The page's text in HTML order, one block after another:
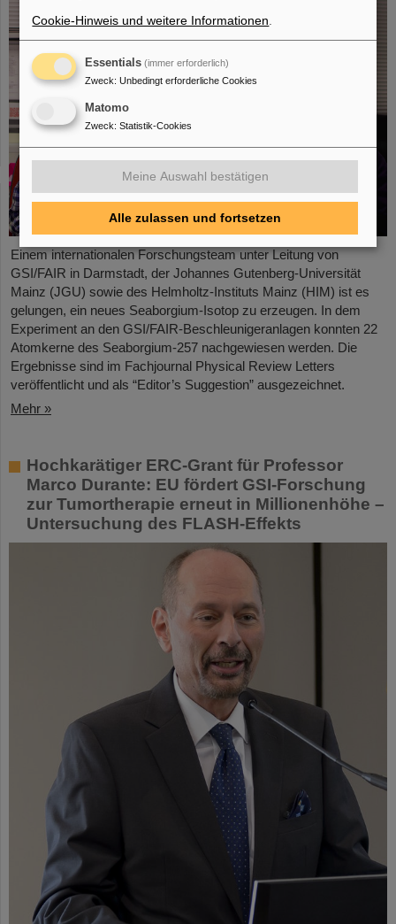
Einem internationalen Forschungsteam unter Leitung von
GSI/FAIR in Darmstadt, der Johannes Gutenberg-Universität
Mainz (JGU) sowie des Helmholtz-Instituts Mainz (HIM) ist es
gelungen, ein neues Seaborgium-Isotop zu erzeugen. In dem
Experiment an den GSI/FAIR-Beschleunigeranlagen konnten 22
Atomkerne des Seaborgium-257 nachgewiesen werden. Die
Ergebnisse sind im Fachjournal Physical Review Letters
veröffentlicht und als “Editor’s Suggestion” ausgezeichnet.
Mehr »
Hochkarätiger ERC-Grant für Professor
Marco Durante: EU fördert GSI-Forschung
zur Tumortherapie erneut in Millionenhöhe –
Untersuchung des FLASH-Effekts
Cookie-Hinweis und weitere Informationen
Essentials (immer erforderlich)
Zweck: Unbedingt erforderliche Cookies
Matomo
Zweck: Statistik-Cookies
Meine Auswahl bestätigen
Alle zulassen und fortsetzen